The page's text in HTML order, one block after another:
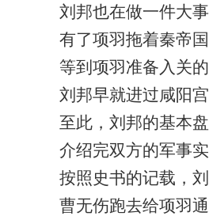
刘邦也在做一件大
有了项羽拖着秦帝
等到项羽准备入关
刘邦早就进过咸阳
至此，刘邦的基本
介绍完双方的军事
按照史书的记载，
曹无伤跑去给项羽